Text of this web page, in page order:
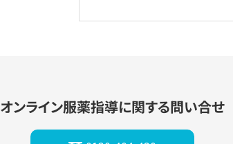
オンライン服薬指導に関する問い合せ